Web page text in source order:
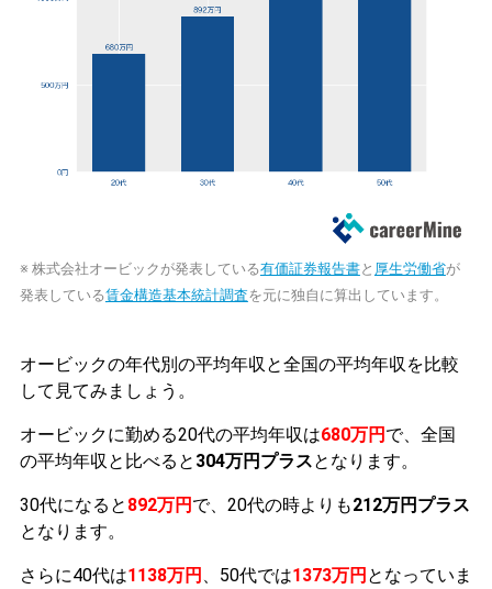
※ 株式会社オービックが発表している有価証券報告書と 厚生労働省が
発表している賃金構造基本統計調査を元に独自に算出しています。
オービックの年代別の平均年収と全国の平均年収を比較
して見てみましょう。
オービックに勤める20代の平均年収は680万円 で、全国
の平均年収と比べると 304万円プラスとなります。
30代になると 892万円 で、20代の時よりも212万円プラス
となります。
さらに40代は1138万円 、50代では1373万円 となっていま